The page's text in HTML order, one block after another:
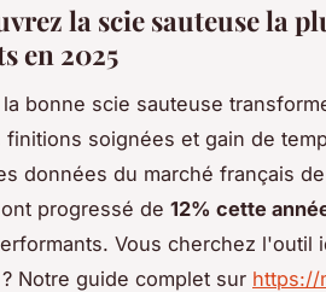
la scie sauteuse la
en 2025
bonne scie sauteuse
finitions soignées et gain de
données du marché français
progressé de 12% cette
Vous cherchez l'outil
Notre guide complet sur https://